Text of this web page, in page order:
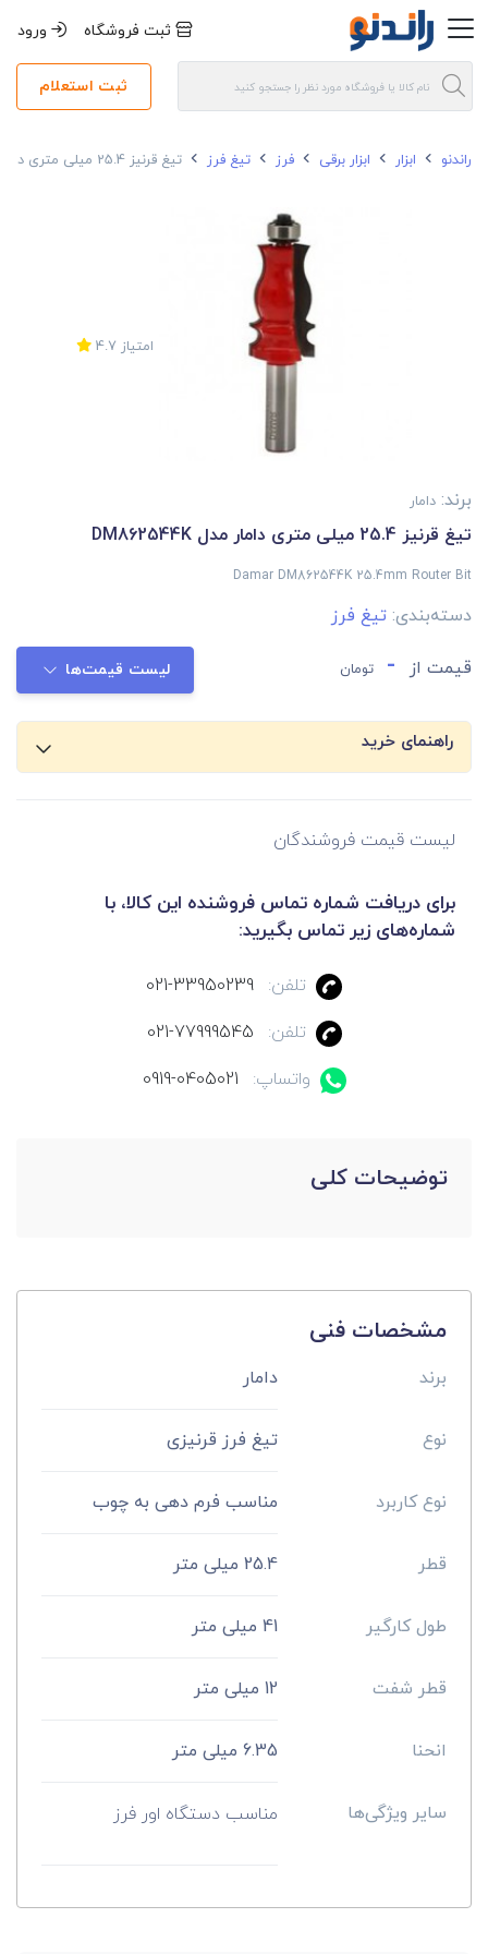
ثبت فروشگاه ورود
ثبت استعلام
راندنو ابزار ابزار برقی فرز تیغ فرز تیغ قرنیز 25.4 میلی متری دامار مدل DM862544K
امتیاز 4.7
برند: دامار
تیغ قرنیز 25.4 میلی متری دامار مدل DM862544K
Damar DM862544K 25.4mm Router Bit
دسته‌بندی: تیغ فرز
قیمت از - تومان لیست قیمت‌ها
راهنمای خرید
لیست قیمت فروشندگان
برای دریافت شماره تماس فروشنده این کالا، با
شماره‌های زیر تماس بگیرید:
تلفن:
021-33950239
تلفن:
021-77999545
واتساپ:
0919-0405021
توضیحات کلی
مشخصات فنی
برند دامار
نوع تیغ فرز قرنیزی
نوع کاربرد مناسب فرم دهی به چوب
قطر 25.4 میلی متر
طول کارگیر 41 میلی متر
قطر شفت 12 میلی متر
انحنا 6.35 میلی متر
سایر ویژگی‌ها مناسب دستگاه اور فرز